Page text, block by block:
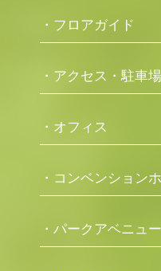
・フロアガイド
・アクセス・駐車場
・オフィス
・コンベンション
・パークアベニュー